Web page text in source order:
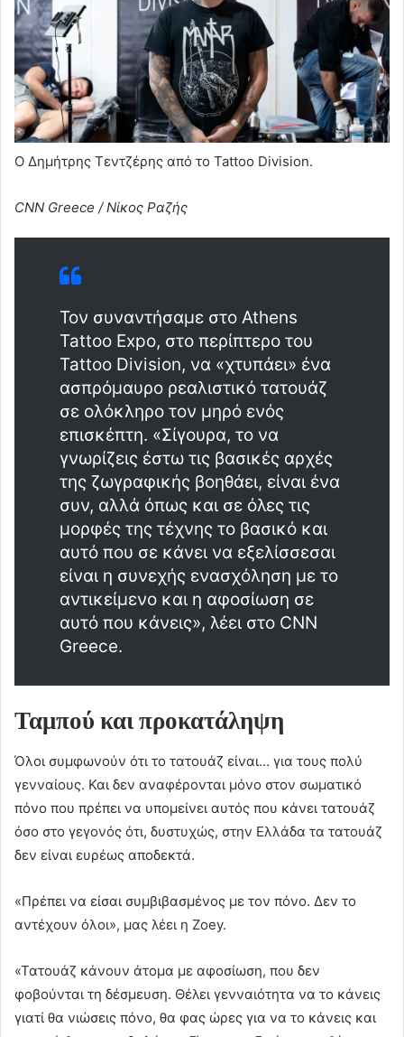
Ο Δημήτρης Τεντζέρης από το Tattoo Division.
CNN Greece / Νίκος Ραζής
Τον συναντήσαμε στο Athens
Tattoo Expo, στο περίπτερο του
Tattoo Division, να «χτυπάει» ένα
ασπρόμαυρο ρεαλιστικό τατουάζ
σε ολόκληρο τον μηρό ενός
επισκέπτη. «Σίγουρα, το να
γνωρίζεις έστω τις βασικές αρχές
της ζωγραφικής βοηθάει, είναι ένα
συν, αλλά όπως και σε όλες τις
μορφές της τέχνης το βασικό και
αυτό που σε κάνει να εξελίσσεσαι
είναι η συνεχής ενασχόληση με το
αντικείμενο και η αφοσίωση σε
αυτό που κάνεις», λέει στο CNN
Greece.
Ταμπού και προκατάληψη
Όλοι συμφωνούν ότι το τατουάζ είναι… για τους πολύ
γενναίους. Και δεν αναφέρονται μόνο στον σωματικό
πόνο που πρέπει να υπομείνει αυτός που κάνει τατουάζ
όσο στο γεγονός ότι, δυστυχώς, στην Ελλάδα τα τατουάζ
δεν είναι ευρέως αποδεκτά.
«Πρέπει να είσαι συμβιβασμένος με τον πόνο. Δεν το
αντέχουν όλοι», μας λέει η Zoey.
«Τατουάζ κάνουν άτομα με αφοσίωση, που δεν
φοβούνται τη δέσμευση. Θέλει γενναιότητα να το κάνεις
γιατί θα νιώσεις πόνο, θα φας ώρες για να το κάνεις και